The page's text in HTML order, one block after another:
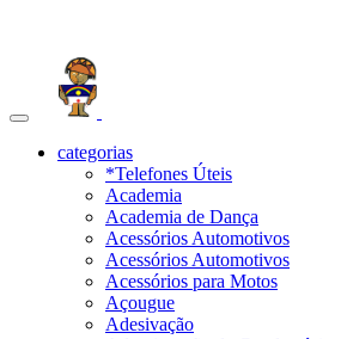
Toggle
navigationcategorias
*Telefones Úteis
Academia
Academia de Dança
Acessórios Automotivos
Acessórios Automotivos
Acessórios para Motos
Açougue
Adesivação